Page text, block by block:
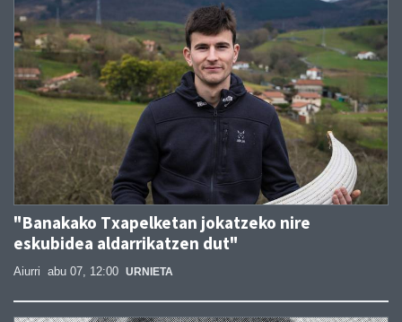
"Banakako Txapelketan jokatzeko nire
eskubidea aldarrikatzen dut"
Aiurri abu 07, 12:00 URNIETA